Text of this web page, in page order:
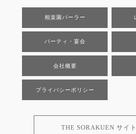
相楽園パーラー
パーティ・宴会
会社概要
プライバシーポリシー
THE SORAKUEN サイ